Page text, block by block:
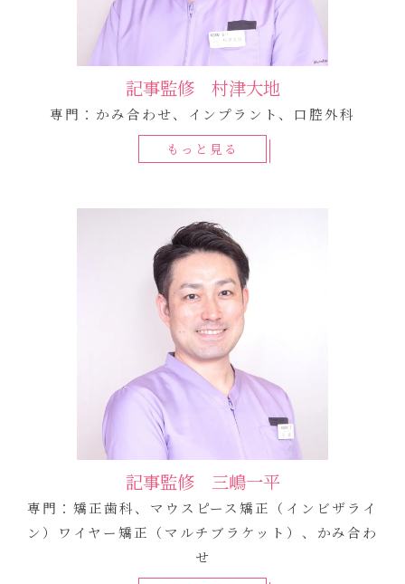
記事監修 村津大地
専門：かみ合わせ、インプラント、口腔外科
もっと見る
記事監修 三嶋一平
専門：矯正歯科、マウスピース矯正（インビザライ
ン）ワイヤー矯正（マルチブラケット）、かみ合わ
せ